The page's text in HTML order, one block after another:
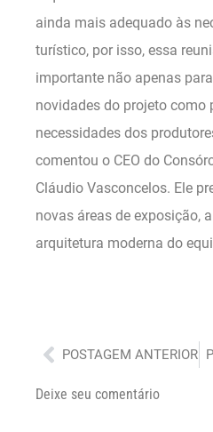
ainda mais adequado às
turístico, por isso, essa
importante não apenas
novidades do projeto como
necessidades dos
comentou o CEO do
Cláudio Vasconcelos. Ele
novas áreas de exposição,
arquitetura moderna do
Anterior
POSTAGEM ANTERIOR
Deixe seu comentário